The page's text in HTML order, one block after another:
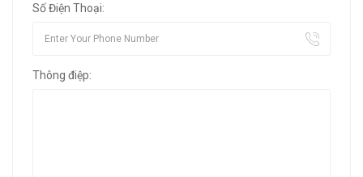
Số Điện Thoại:
Thông điệp: